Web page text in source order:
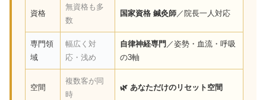
資格
無資格も多
数
国家資格 鍼灸師／院長一人対応
専門領
域
幅広く対
応・浅め
自律神経専門 ／姿勢・血流・呼吸
の3軸
空間
複数客が同
時
🌿 あなただけのリセット空間